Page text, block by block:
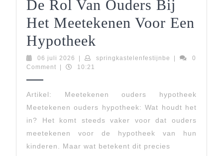
De Rol Van Ouders Bij
Het Meetekenen Voor Een
Hypotheek
Rol
Ouders
Bij
Het
Meetekenen
06 juli 2026 06
juli
| springkastelenfestijnbe |
0
Comment
| 10:21
Artikel: Meetekenen ouders hypotheek
Meetekenen ouders hypotheek: Wat houdt het
in? Het komt steeds vaker voor dat ouders
meetekenen voor de hypotheek van hun
kinderen. Maar wat betekent dit precies